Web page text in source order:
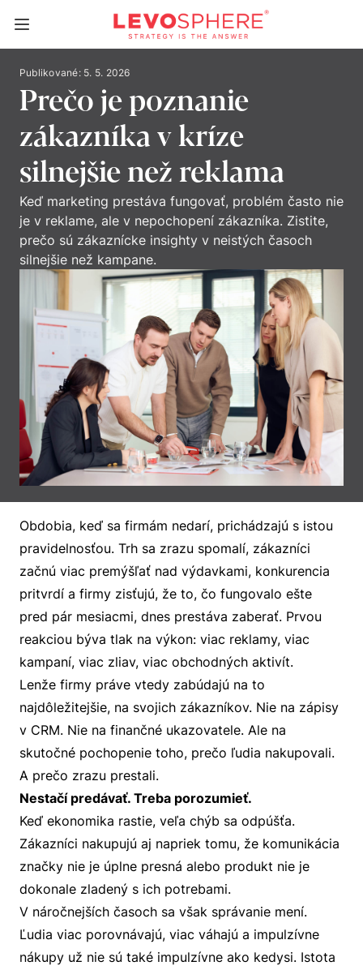
Publikované: 5. 5. 2026
Prečo je poznanie
zákazníka v kríze
silnejšie než reklama
Keď marketing prestáva fungovať, problém často nie
je v reklame, ale v nepochopení zákazníka. Zistite,
prečo sú zákaznícke insighty v neistých časoch
silnejšie než kampane.
Obdobia, keď sa firmám nedarí, prichádzajú s istou
pravidelnosťou. Trh sa zrazu spomalí, zákazníci
začnú viac premýšľať nad výdavkami, konkurencia
pritvrdí a firmy zisťujú, že to, čo fungovalo ešte
pred pár mesiacmi, dnes prestáva zaberať. Prvou
reakciou býva tlak na výkon: viac reklamy, viac
kampaní, viac zliav, viac obchodných aktivít.
Lenže firmy práve vtedy zabúdajú na to
najdôležitejšie, na svojich zákazníkov. Nie na zápisy
v CRM. Nie na finančné ukazovatele. Ale na
skutočné pochopenie toho, prečo ľudia nakupovali.
A prečo zrazu prestali.
Nestačí predávať. Treba porozumieť.
Keď ekonomika rastie, veľa chýb sa odpúšťa.
Zákazníci nakupujú aj napriek tomu, že komunikácia
značky nie je úplne presná alebo produkt nie je
dokonale zladený s ich potrebami.
V náročnejších časoch sa však správanie mení.
Ľudia viac porovnávajú, viac váhajú a impulzívne
nákupy už nie sú také impulzívne ako kedysi. Istota